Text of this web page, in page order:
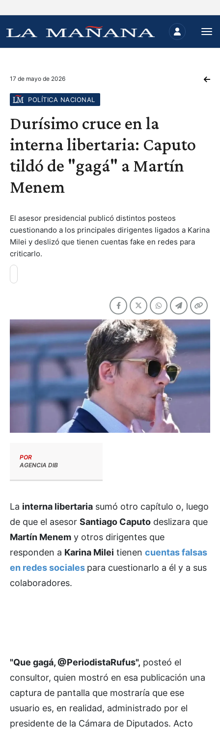
17 de mayo de 2026
POLÍTICA NACIONAL
Durísimo cruce en la
interna libertaria: Caputo
tildó de "gagá" a Martín
Menem
El asesor presidencial publicó distintos posteos
cuestionando a los principales dirigentes ligados a Karina
Milei y deslizó que tienen cuentas fake en redes para
criticarlo.
POR
AGENCIA DIB
La interna libertaria sumó otro capítulo o, luego
de que el asesor Santiago Caputo deslizara que
Martín Menem y otros dirigentes que
responden a Karina Milei tienen cuentas falsas
en redes sociales para cuestionarlo a él y a sus
colaboradores.
"Que gagá, @PeriodistaRufus", posteó el
consultor, quien mostró en esa publicación una
captura de pantalla que mostraría que ese
usuario es, en realidad, administrado por el
presidente de la Cámara de Diputados. Acto